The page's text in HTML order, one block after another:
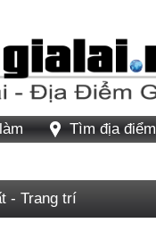
Tìm địa điểm
- Trang trí